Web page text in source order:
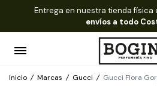
Entrega en nuestra tienda física
envíos a todo
Inicio / Marcas / Gucci / Gucci Flora